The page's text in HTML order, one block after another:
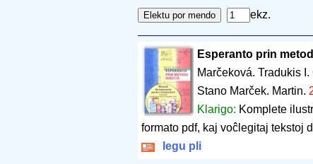
ekz.
Esperanto prin
Marčeková. Tradukis I.
Stano Marček. Martin.
Klarigo: Komplete
formato pdf, kaj voĉlegitaj tekstoj
legu pli